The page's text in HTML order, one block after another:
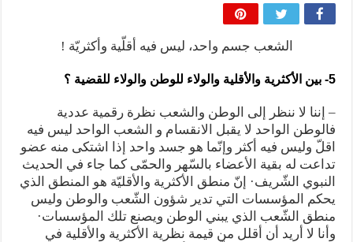
الشعب جسم واحد، ليس فيه أقلّية وأكثريّة !
5- بين الأكثرية والأقلية والولاء للوطن والولاء للقضية ؟
– إننا لا ننظر إلى الوطن والشعب نظرة رقمية عددية
فالوطن الواحد لا يقبل الانقسام و الشعب الواحد ليس فيه
اقلّ وليس فيه أكثر وإنّما هو جسد واحد إذا اشتكى منه عضو
تداعت له بقية الأعضاء بالسّهر والحمّى كما جاء في الحديث
النبوي الشّريف· إنّ منطق الأكثرية والأقليّة هو المنطق الذي
يحكم المؤسسات التي تدير شؤون الشّعب والوطن وليس
منطق الشّعب الذي يبني الوطن ويصنع تلك المؤسسات·
وأنا لا أريد أن أقلل من قيمة نظرية الأكثرية والأقلية في